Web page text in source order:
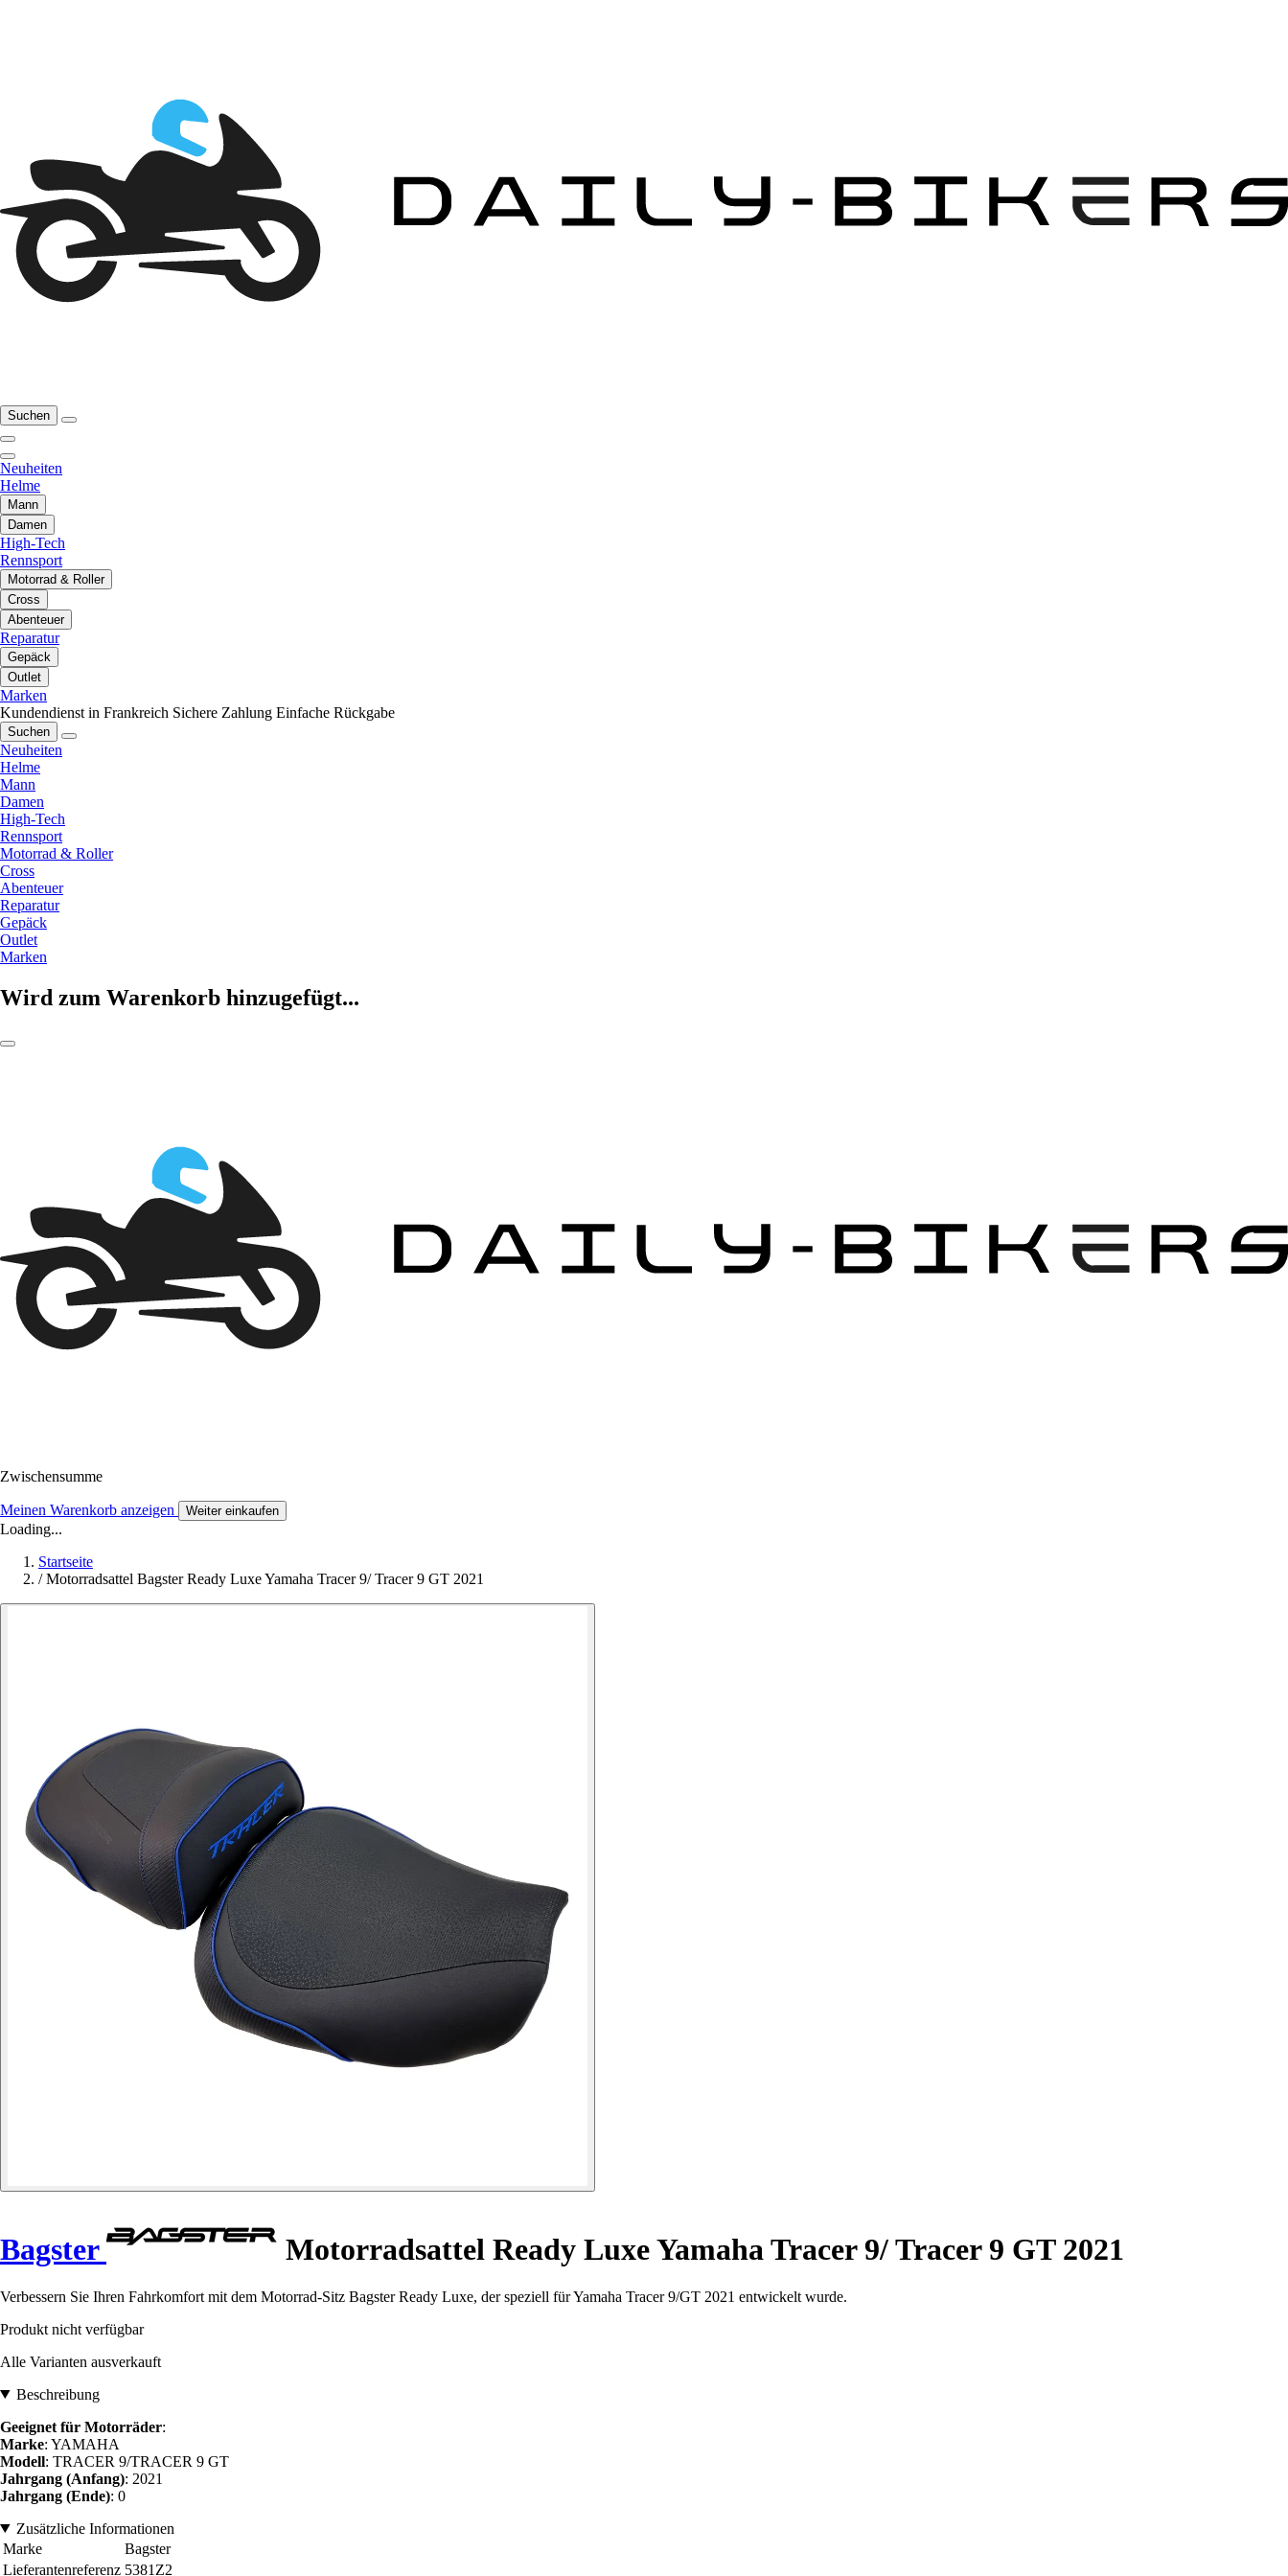
Suchen
Neuheiten
Helme
Mann
Damen
High-Tech
Rennsport
Motorrad & Roller
Cross
Abenteuer
Reparatur
Gepäck
Outlet
Marken
Kundendienst in Frankreich Sichere Zahlung Einfache Rückgabe
Suchen
Neuheiten
Helme
Mann
Damen
High-Tech
Rennsport
Motorrad & Roller
Cross
Abenteuer
Reparatur
Gepäck
Outlet
Marken
Wird zum Warenkorb hinzugefügt...
Zwischensumme
Meinen Warenkorb anzeigen Weiter einkaufen
Loading...
Startseite
/ Motorradsattel Bagster Ready Luxe Yamaha Tracer 9/ Tracer 9 GT 2021
Bagster Motorradsattel Ready Luxe Yamaha Tracer 9/ Tracer 9 GT 2021
Verbessern Sie Ihren Fahrkomfort mit dem Motorrad-Sitz Bagster Ready Luxe, der speziell für Yamaha Tracer 9/GT 2021 entwickelt wurde.
Produkt nicht verfügbar
Alle Varianten ausverkauft
Beschreibung
Geeignet für Motorräder:
Marke: YAMAHA
Modell: TRACER 9/TRACER 9 GT
Jahrgang (Anfang): 2021
Jahrgang (Ende): 0
Zusätzliche Informationen
Marke
Bagster
Lieferantenreferenz 5381Z2